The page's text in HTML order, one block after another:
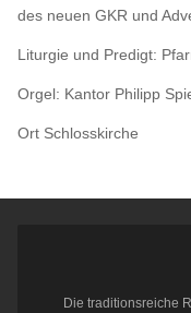
des neuen GKR und
Liturgie und Predigt:
Orgel: Kantor Philipp
Ort Schlosskirche
Die traditionsreiche